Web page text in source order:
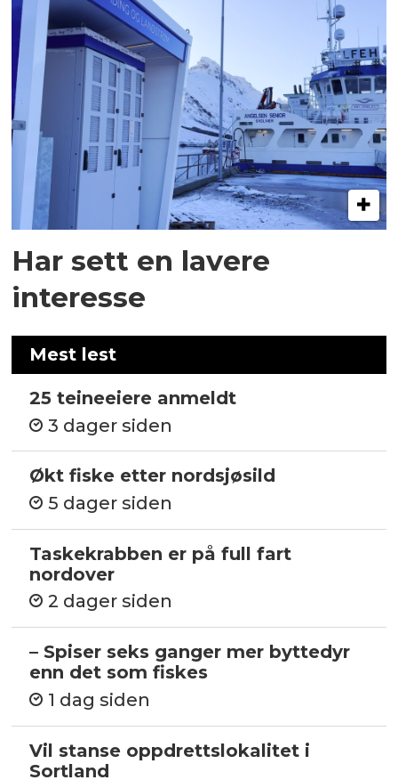
Har sett en lavere
interesse
Mest lest
25 teineeiere anmeldt
3 dager siden
Økt fiske etter nordsjøsild
5 dager siden
Taskekrabben er på full fart
nordover
2 dager siden
– Spiser seks ganger mer byttedyr
enn det som fiskes
1 dag siden
Vil stanse oppdrettslokalitet i
Sortland